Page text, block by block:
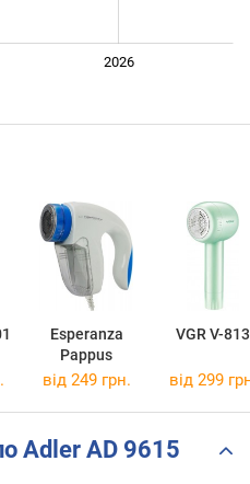
2026
Esperanza
Pappus
VGR V-813
від 249 грн. від 299
Adler AD 9615